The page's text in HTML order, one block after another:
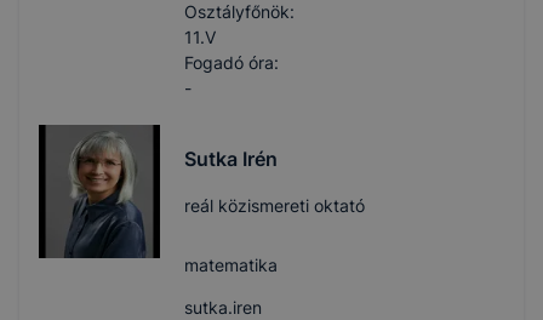
Osztályfőnök:
11.V
Fogadó óra:
-
Sutka Irén
reál közismereti oktató
matematika
sutka.iren​